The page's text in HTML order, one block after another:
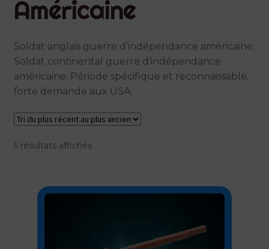
Livraison
Mentions légales
Mon compte
Politique de confidentialité Klickit
Américaine
Soldat anglais guerre d’indépendance américaine,
Soldat continental guerre d’indépendance
américaine. Période spécifique et reconnaissable,
forte demande aux USA.
5 résultats affichésTrié
récent